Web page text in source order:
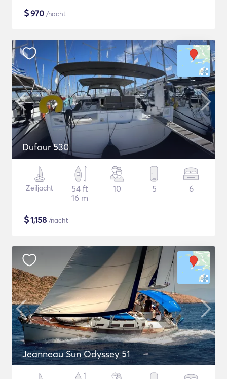
$970 /nacht
Dufour 530
Zeiljacht
54 ft
16 m
10 5 6
$1,158 /nacht
Jeanneau Sun Odyssey 51